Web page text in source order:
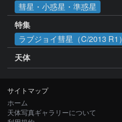
彗星・小惑星・準惑星
特集
ラブジョイ彗星（C/2013 R1）
天体
サイトマップ
ホーム
天体写真ギャラリーについて